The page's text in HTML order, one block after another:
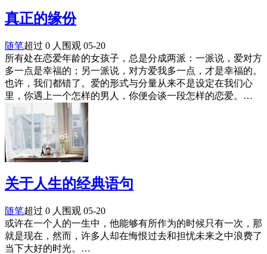
真正的缘份
随笔超过 0 人围观 05-20
所有处在恋爱年龄的女孩子，总是分成两派：一派说，爱对方
多一点是幸福的；另一派说，对方爱我多一点，才是幸福的。
也许，我们都错了。爱的形式与分量从来不是设定在我们心
里，你遇上一个怎样的男人，你便会谈一段怎样的恋爱。…
关于人生的经典语句
随笔超过 0 人围观 05-20
或许在一个人的一生中，他能够有所作为的时候只有一次，那
就是现在，然而，许多人却在悔恨过去和担忧未来之中浪费了
当下大好的时光。…